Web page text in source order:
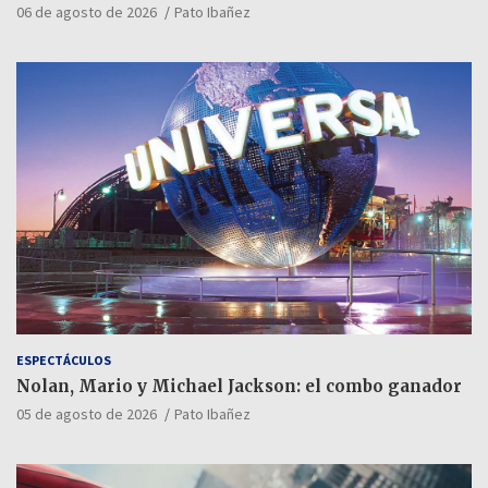
06 de agosto de 2026 Pato Ibañez
ESPECTÁCULOS
Nolan, Mario y Michael Jackson: el combo ganador
05 de agosto de 2026 Pato Ibañez